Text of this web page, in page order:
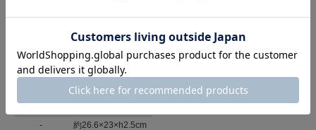
ポルトガル北部の小さなリゾート地”Costa Nova”。メインストリートには、
カラフルなストライプ模様のコテージが立ち並ぶユニークな町です。実はこ
のストライプは、その昔、海での仕事から戻った漁師たちが自分の家を見分
けるために塗り分けたもの。今でも各家庭のアイデンティティとして美しく
保たれています。コスタ・ノバのロゴは、この街並みと大西洋の波を表現し
ています。
*色の濃淡、模様の入り方などが違い、同じ商品でも一つ一つ少しずつ印象
が異なります。また、小さなくぼみや傷、黒点、塗りムラ、ゆがみなどがあ
る場合がありますが、製造上できてしまうもので不良品ではございません。
ご了承ください。
-
約26.6×23×h2.5cm